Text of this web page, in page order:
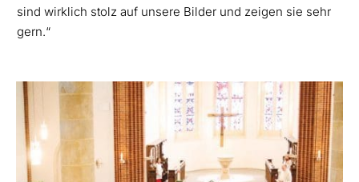
sind wirklich stolz auf unsere Bilder und zeigen sie sehr
gern.“